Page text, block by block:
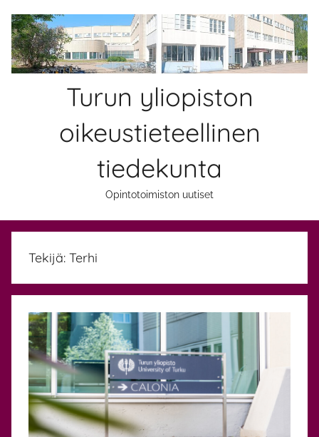
content
Turun yliopiston
oikeustieteellinen
tiedekunta
Opintotoimiston uutiset
Tekijä: Terhi